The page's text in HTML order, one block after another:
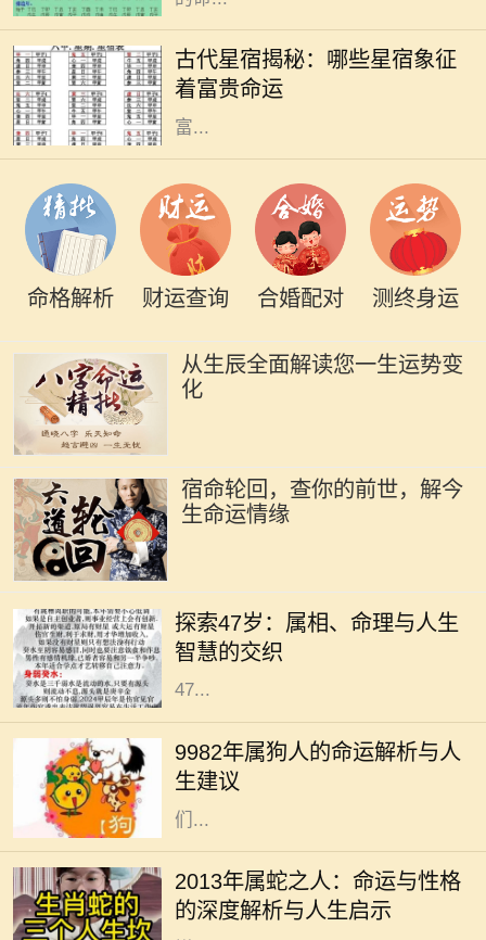
古代星宿揭秘：哪些星宿象征
着富贵命运
在古代的天文学中，星宿被视为影响
人命运的重要因素。星宿不仅仅是天
上的星星，更是古人用来预测人生轨
迹和命运起伏的工具。尤其是那些与
富...
命格解析 财运查询 合婚配对 测终身运
从生辰全面解读您一生运势变
化
宿命轮回，查你的前世，解今
生命运情缘
探索47岁：属相、命理与人生
智慧的交织
深受人们关注的主题。它们不仅关系
到个人的性格与命运，还与人生的走
向息息相关。今天，我们将深入探讨
47...
9982年属狗人的命运解析与人
生建议
在中国传统文化中，生肖被认为与个
人的命运有着密切的关系。1982年属
狗的人，正如生肖所示，忠诚、聪慧
且责任心强。他们的性格特征使得他
们...
2013年属蛇之人：命运与性格
的深度解析与人生启示
在中国传统文化中，生肖不仅仅是一
个出生年份的标识，更是与命运、性
格息息相关的一种符号。2013年是蛇
年，属蛇的人往往被认为是智慧与敏